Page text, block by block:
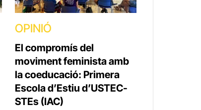
OPINIÓ
El compromís del
moviment feminista amb
la coeducació: Primera
Escola d’Estiu d’USTEC-
STEs (IAC)